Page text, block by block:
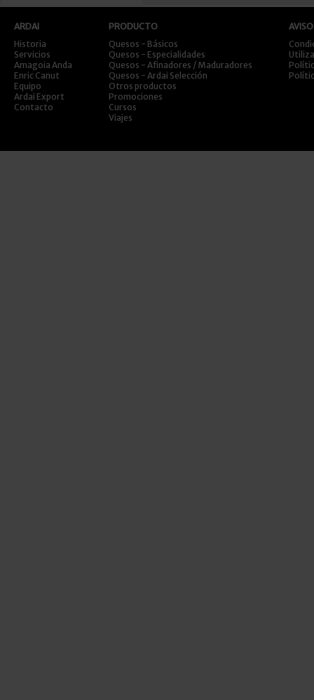
ARDAI
Historia
Servicios
Amagoia Anda
Enric Canut
Equipo
Ardai Export
Contacto
PRODUCTO
Quesos - Básicos
Quesos - Especialidades
Quesos - Afinadores / Maduradores
Quesos - Ardai Selección
Otros productos
Promociones
Cursos
Viajes